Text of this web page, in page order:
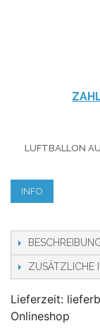
LUFTBALLON
INFO
ZUSÄTZLICHE
Lieferzeit:
Onlineshop